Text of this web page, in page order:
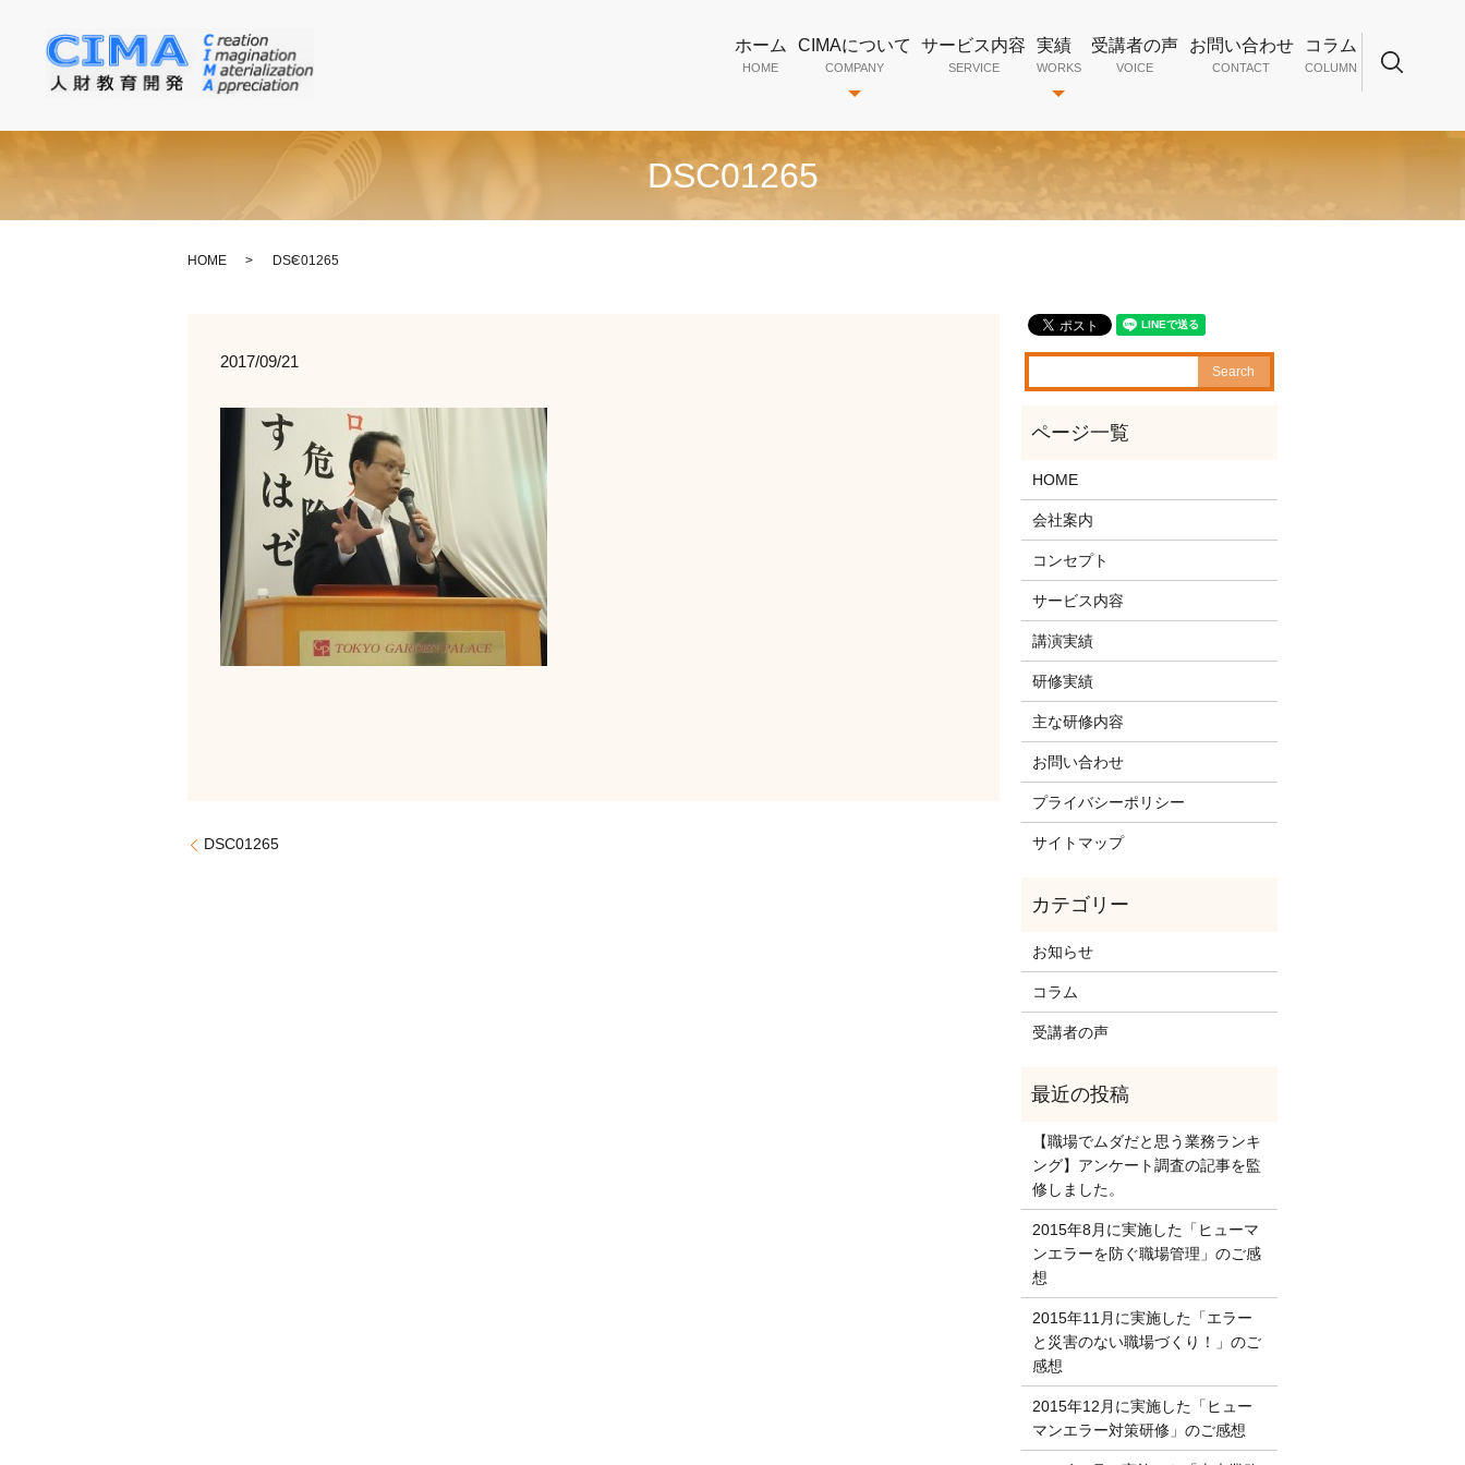
ホーム
HOME
CIMAについて
COMPANY
サービス内容
SERVICE
実績
WORKS
受講者の声
VOICE
お問い合わせ
CONTACT
コラム
COLUMN
DSC01265
HOME DSC01265
2017/09/21
DSC01265
HOME
会社案内
コンセプト
サービス内容
講演実績
研修実績
主な研修内容
お問い合わせ
プライバシーポリシー
サイトマップ
お知らせ
コラム
受講者の声
【職場でムダだと思う業務ランキ
ング】アンケート調査の記事を監
修しました。
2015年8月に実施した「ヒューマ
ンエラーを防ぐ職場管理」のご感
想
2015年11月に実施した「エラー
と災害のない職場づくり！」のご
感想
2015年12月に実施した「ヒュー
マンエラー対策研修」のご感想